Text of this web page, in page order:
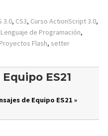
3.0, CS3, Curso ActionScript 3.0,
Lenguaje de Programación,
Proyectos Flash, setter
ES21
de Equipo ES21 »